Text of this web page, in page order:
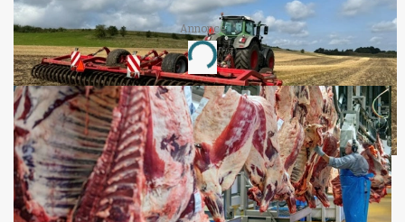
Annonce
Loading...